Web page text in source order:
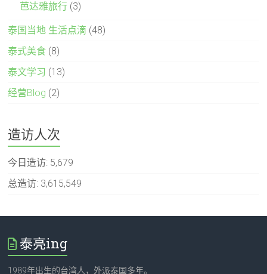
芭达雅旅行 (3)
泰国当地 生活点滴 (48)
泰式美食 (8)
泰文学习 (13)
经营Blog (2)
造访人次
今日造访: 5,679
总造访: 3,615,549
泰亮ing
1989年出生的台湾人，外派泰国多年。